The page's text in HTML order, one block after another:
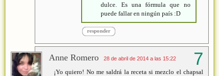
dulce. Es una fórmula que no
puede fallar en ningún país :D
responder
Anne Romero 28 de abril de 2014 a las 15:22
¡Yo quiero! No me saldrá la receta si mezclo el chapsal